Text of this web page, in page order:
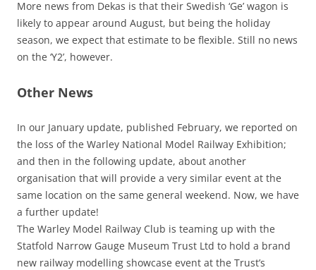
More news from Dekas is that their Swedish ‘Ge’ wagon is
likely to appear around August, but being the holiday
season, we expect that estimate to be flexible. Still no news
on the ‘Y2’, however.
Other News
In our January update, published February, we reported on
the loss of the Warley National Model Railway Exhibition;
and then in the following update, about another
organisation that will provide a very similar event at the
same location on the same general weekend. Now, we have
a further update!
The Warley Model Railway Club is teaming up with the
Statfold Narrow Gauge Museum Trust Ltd to hold a brand
new railway modelling showcase event at the Trust’s